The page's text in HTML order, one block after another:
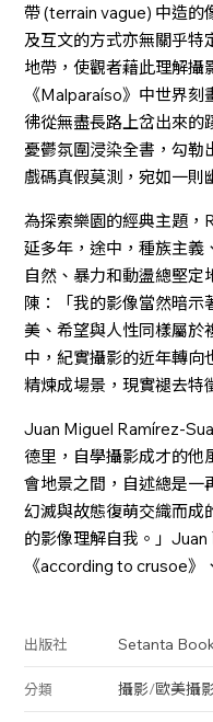
帶 (terrain vague) 中造的
及互文的方式亦無關乎特
地帶，使觀者藉此理解攝
《Malparaíso》中世界
彿從無盡長路上岔出來的
憂鬱氛圍浸染全書，勾勒
戲碼真假莫測，宛如一則
為探索樂園的經典主題，
延多年，途中，種族主義
自然、暴力和動盪總堅定
陳：「我的影像當然暗示
美、希望與人性同樣屬於
中，紀實攝影的近年轉向
精煉成場景，現實褪去特
Juan Miguel Ramírez-
德里，自學攝影成才的他
會地景之間，自述總是一
幻滅與故態復萌交織而成
的影像理解自我。」
《according to crusoe》
出版社 Setanta
分類 攝影/歐美攝